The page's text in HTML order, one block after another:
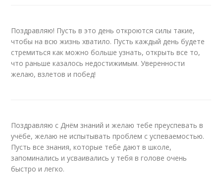
Поздравляю! Пусть в это день откроются силы такие,
чтобы на всю жизнь хватило. Пусть каждый день будете
стремиться как можно больше узнать, открыть все то,
что раньше казалось недостижимым. Уверенности
желаю, взлетов и побед!
Поздравляю с Днём знаний и желаю тебе преуспевать в
учёбе, желаю не испытывать проблем с успеваемостью.
Пусть все знания, которые тебе дают в школе,
запоминались и усваивались у тебя в голове очень
быстро и легко.